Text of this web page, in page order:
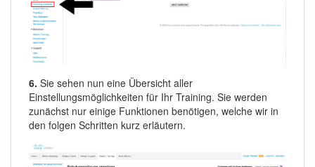
6. Sie sehen nun eine Übersicht aller
Einstellungsmöglichkeiten für Ihr Training. Sie werden
zunächst nur einige Funktionen benötigen, welche wir in
den folgen Schritten kurz erläutern.